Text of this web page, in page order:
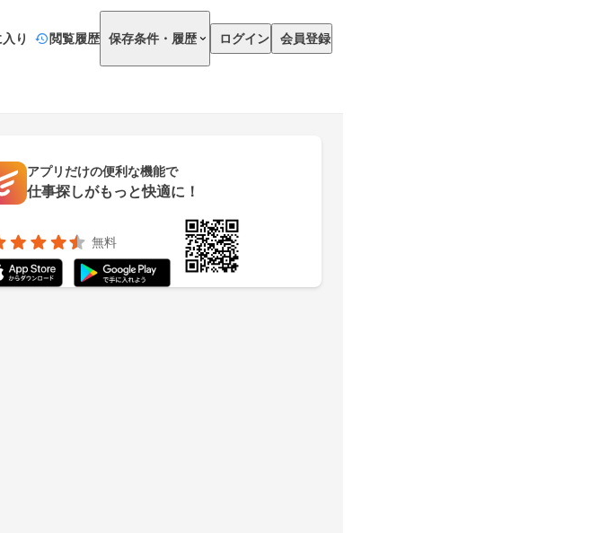
り 閲覧履歴 保存条件・履歴 ログイン 会員登録
アプリだけの便利な機能で
仕事探しがもっと快適に！
無料